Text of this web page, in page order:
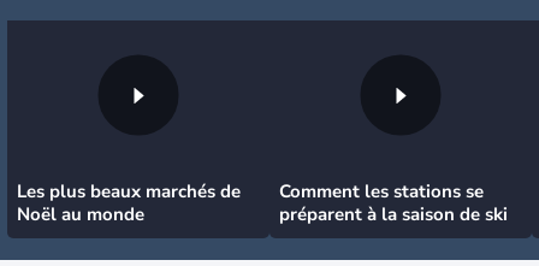
Les plus beaux marchés de
Noël au monde
Comment les stations se
préparent à la saison de ski